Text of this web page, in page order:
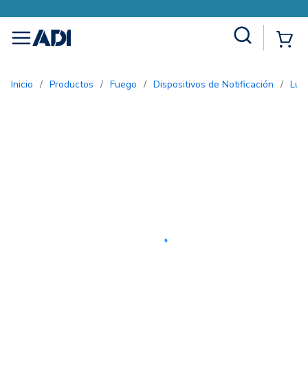
menu
Inicio / Productos / Fuego / Dispositivos de Notificación /